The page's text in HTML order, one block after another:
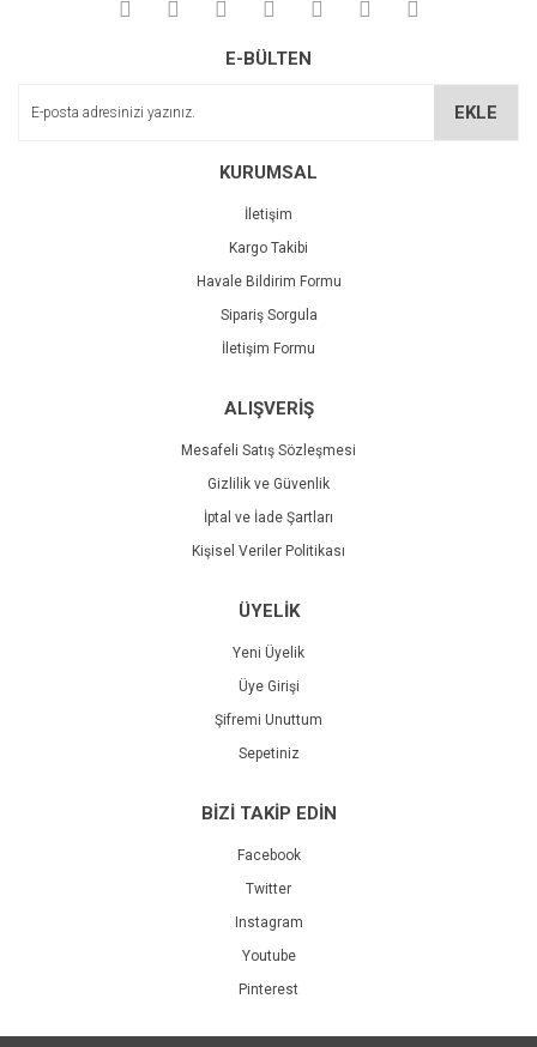
E-BÜLTEN
EKLE
KURUMSAL
İletişim
Kargo Takibi
Havale Bildirim Formu
Sipariş Sorgula
İletişim Formu
ALIŞVERİŞ
Mesafeli Satış Sözleşmesi
Gizlilik ve Güvenlik
İptal ve İade Şartları
Kişisel Veriler Politikası
ÜYELİK
Yeni Üyelik
Üye Girişi
Şifremi Unuttum
Sepetiniz
BİZİ TAKİP EDİN
Facebook
Twitter
Instagram
Youtube
Pinterest